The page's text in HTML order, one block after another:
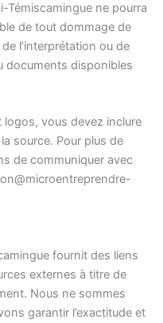
Témiscamingue ne pourra
de tout dommage de
l’interprétation ou de
documents disponibles
logos, vous devez inclure
source. Pour plus de
de communiquer avec
fournit des liens
externes à titre de
Nous ne sommes
garantir l’exactitude et